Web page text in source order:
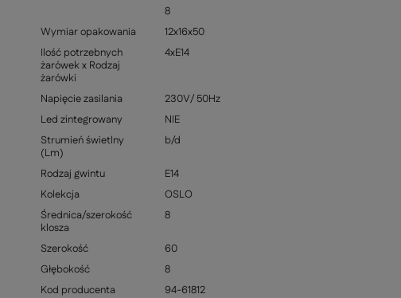
8
Wymiar opakowania
12x16x50
Ilość potrzebnych
żarówek x Rodzaj
żarówki
4xE14
Napięcie zasilania
230V/ 50Hz
Led zintegrowany
NIE
Strumień świetlny
(Lm)
b/d
Rodzaj gwintu
E14
Kolekcja
OSLO
Średnica/szerokość
klosza
8
Szerokość
60
Głębokość
8
Kod producenta
94-61812